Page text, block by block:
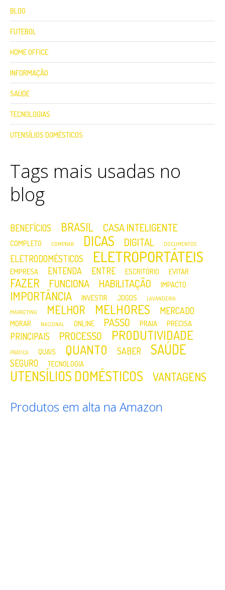
BLOG
FUTEBOL
HOME OFFICE
INFORMAÇÃO
SAÚDE
TECNOLOGIAS
UTENSÍLIOS DOMÉSTICOS
Tags mais usadas no
blog
BENEFÍCIOS BRASIL CASA INTELIGENTE
COMPLETO COMPRAR DICAS DIGITAL DOCUMENTOS
ELETRODOMÉSTICOS ELETROPORTÁTEIS
EMPRESA ENTENDA ENTRE ESCRITÓRIO EVITAR
FAZER FUNCIONA HABILITAÇÃO IMPACTO
IMPORTÂNCIA INVESTIR JOGOS
LAVANDERIA
MARKETING
MELHOR MELHORES MERCADO
MORAR NACIONAL ONLINE PASSO PRAIA PRECISA
PRINCIPAIS PROCESSO PRODUTIVIDADE
PRÁTICA QUAIS QUANTO SABER SAÚDE
SEGURO TECNOLOGIA
UTENSÍLIOS DOMÉSTICOS VANTAGENS
Produtos em alta na Amazon